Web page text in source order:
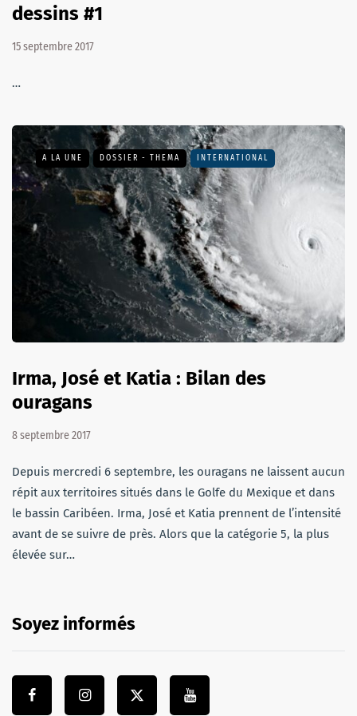
dessins #1
15 septembre 2017
…
A LA UNE DOSSIER - THEMA INTERNATIONAL
Irma, José et Katia : Bilan des
ouragans
8 septembre 2017
Depuis mercredi 6 septembre, les ouragans ne laissent aucun
répit aux territoires situés dans le Golfe du Mexique et dans
le bassin Caribéen. Irma, José et Katia prennent de l’intensité
avant de se suivre de près. Alors que la catégorie 5, la plus
élevée sur…
Soyez informés